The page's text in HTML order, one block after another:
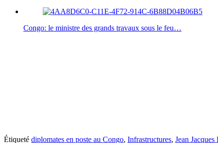
Congo: le ministre des grands travaux sous le feu…
Étiqueté diplomates en poste au Congo, Infrastructures, Jean Jacques